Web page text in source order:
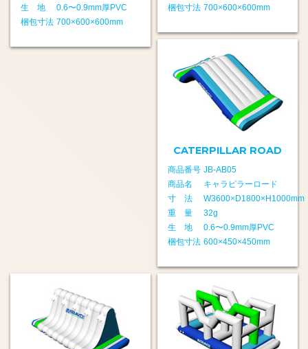
生 地
0.6〜0.9mm厚PVC
梱包寸法 700×600×600mm
梱包寸法 700×600×600mm
CATERPILLAR ROAD
商品番号 JB-AB05
商品名
キャラピラーロード
寸 法
W3600×D1800×H1000mm
重 量
32g
生 地
0.6〜0.9mm厚PVC
梱包寸法 600×450×450mm